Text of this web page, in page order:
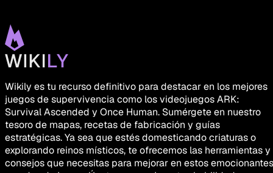
Wikily es tu recurso definitivo para destacar en los mejores
juegos de supervivencia como los videojuegos ARK:
Survival Ascended y Once Human. Sumérgete en nuestro
tesoro de mapas, recetas de fabricación y guías
estratégicas. Ya sea que estés domesticando criaturas o
explorando reinos místicos, te ofrecemos las herramientas y
consejos que necesitas para mejorar en estos emocionantes